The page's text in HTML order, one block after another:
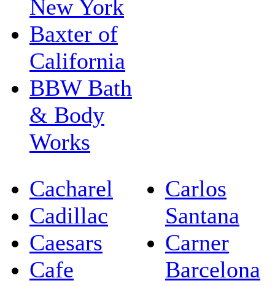
New York
Baxter of
California
BBW Bath
& Body
Works
Cacharel
Cadillac
Caesars
Cafe
Carlos
Santana
Carner
Barcelona